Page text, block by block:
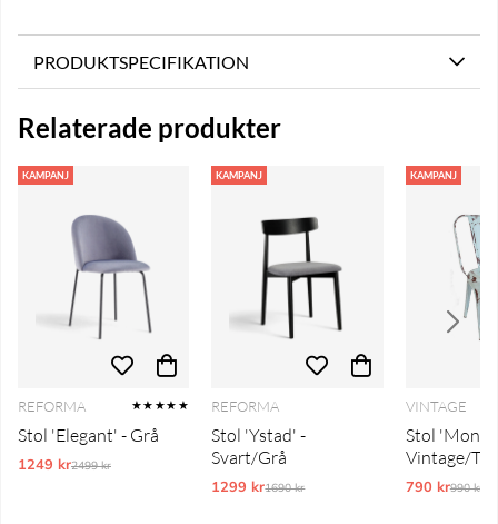
PRODUKTSPECIFIKATION
Relaterade produkter
KAMPANJ
REFORMA ★★★★★
Stol 'Elegant' - Grå
1249 krOrdinarie pris:
2499 kr
KAMPANJ
REFORMA
Stol 'Ystad' -
Svart/Grå
1299 krOrdinarie pris:
1690 kr
KAMPANJ
VINTAGE
Stol
Vintage/
790 kr990 kr